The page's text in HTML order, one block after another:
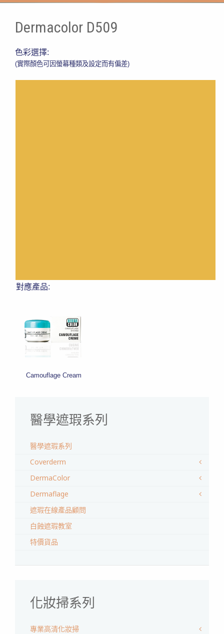
Dermacolor D509
色彩選擇:
(實際顏色可因螢幕種類及設定而有偏差)
對應產品:
Camouflage Cream
醫學遮瑕系列
醫學遮瑕系列
Coverderm
DermaColor
Dermaflage
遮瑕在線產品顧問
白蝕遮瑕教室
特價貨品
化妝掃系列
專業高清化妝掃